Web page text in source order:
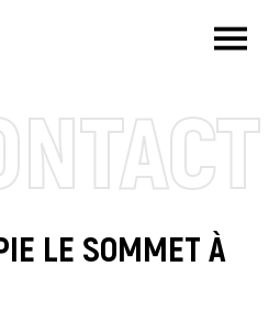
LE SOMMET À